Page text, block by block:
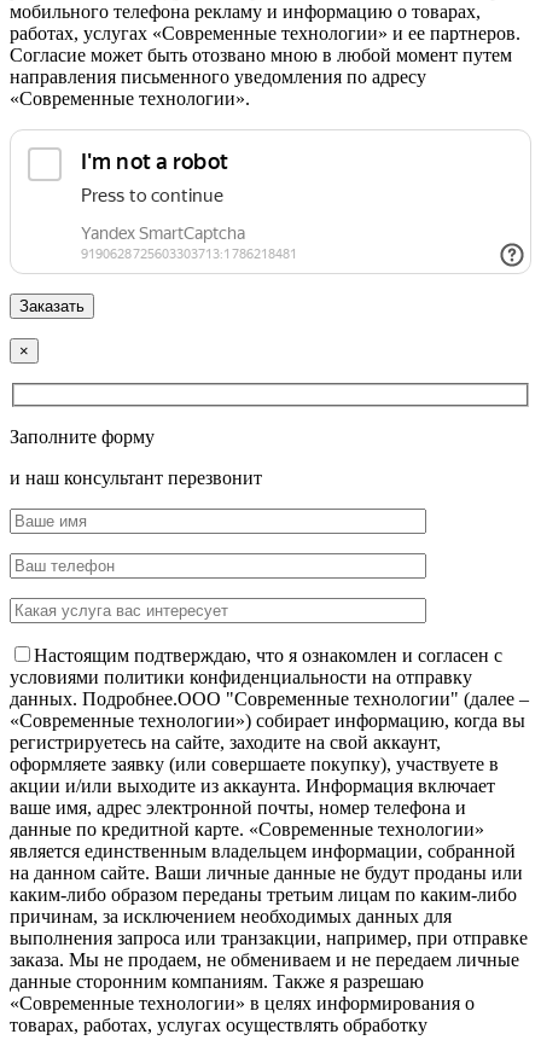
мобильного телефона рекламу и информацию о товарах,
работах, услугах «Современные технологии» и ее партнеров.
Согласие может быть отозвано мною в любой момент путем
направления письменного уведомления по адресу
«Современные технологии».
×
Заполните форму
и наш консультант перезвонит
Настоящим подтверждаю, что я ознакомлен и согласен с
условиями политики конфиденциальности на отправку
данных. Подробнее.OOO "Современные технологии" (далее –
«Современные технологии») собирает информацию, когда вы
регистрируетесь на сайте, заходите на свой аккаунт,
оформляете заявку (или совершаете покупку), участвуете в
акции и/или выходите из аккаунта. Информация включает
ваше имя, адрес электронной почты, номер телефона и
данные по кредитной карте. «Современные технологии»
является единственным владельцем информации, собранной
на данном сайте. Ваши личные данные не будут проданы или
каким-либо образом переданы третьим лицам по каким-либо
причинам, за исключением необходимых данных для
выполнения запроса или транзакции, например, при отправке
заказа. Мы не продаем, не обмениваем и не передаем личные
данные сторонним компаниям. Также я разрешаю
«Современные технологии» в целях информирования о
товарах, работах, услугах осуществлять обработку